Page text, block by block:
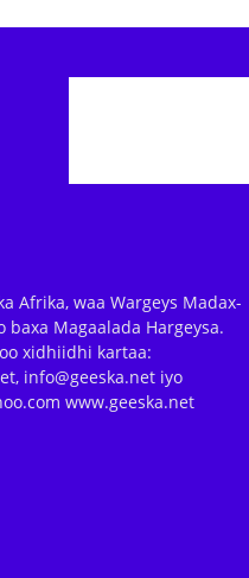
baxa Magaalada Hargeysa.
xidhiidhi kartaa:
info@geeska.net iyo
www.geeska.net